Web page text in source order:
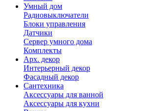
Умный дом
Радиовыключатели
Блоки управления
Датчики
Сервер умного дома
Комплекты
Арх. декор
Интерьерный декор
Фасадный декор
Сантехника
Аксессуары для ванной
Аксессуары для кухни